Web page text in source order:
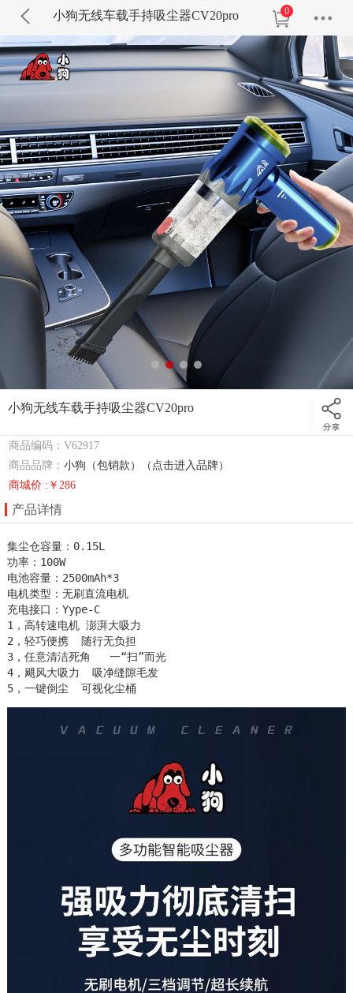
小狗无线车载手持吸尘器CV20pro 0
小狗无线车载手持吸尘器CV20pro
商品编码：V62917
商品品牌：小狗（包销款）（点击进入品牌）
商城价 :￥286
产品详情
集尘仓容量：0.15L
功率：100W
电池容量：2500mAh*3
电机类型：无刷直流电机
充电接口：Yype-C
1，高转速电机 澎湃大吸力
2，轻巧便携  随行无负担
3，任意清洁死角   一“扫”而光
4，飓风大吸力  吸净缝隙毛发
5，一键倒尘  可视化尘桶